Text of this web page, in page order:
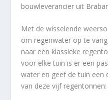
bouwleverancier uit
Met de wisselende
om regenwater op te
naar een klassieke
voor elke tuin is er een
water en geef de tuin een
van deze vijf regentonnen: